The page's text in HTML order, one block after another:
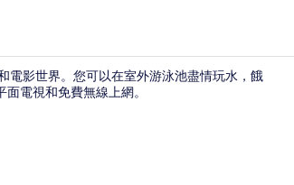
電影世界。您可以在室外游泳池盡情玩水，餓
電視和免費無線上網。